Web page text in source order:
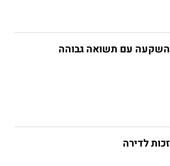
השקעה עם תשואה גבוהה
זכות לדירה